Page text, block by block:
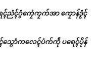
ညံၚ်ဂွံကၠေံကၠက်အာ ကၠောန်ဒၟံၚ်
သ္ဂောံကလေၚ်ပံက်ကဵု ပရေၚ်ပိုန်